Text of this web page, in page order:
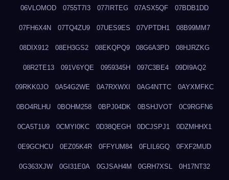
06VLOMOD 0755T7I3 077IRTEG 07ASX5QF 07BDB1DD
07FH6X4N 07TQ4ZU9 07UES9ES 07VPTDH1 08B99MM7
08DIX912 08EH3GS2 08EKQPQ9 08G6A3PD 08HJRZKG
08R2TE13 091V6YQE 0959345H 097C3BE4 09DI9AQ2
09RKK0JO 0A54G2WE 0A7RXWXI 0AG4NTTC 0AYXMFKC
0BO4RLHU 0BOHM258 0BPJ04DK 0BSHJVOT 0C9RGFN6
0CA5T1U9 0CMYI0KC 0D38QEGH 0DCJSPJ1 0DZMHHX1
0E9GCHCU 0EZ05K4R 0FFYUM84 0FLIL6GQ 0FXF2MUD
0G363XJW 0GI31E0A 0GJSAH4M 0GRH7XSL 0H17NT32